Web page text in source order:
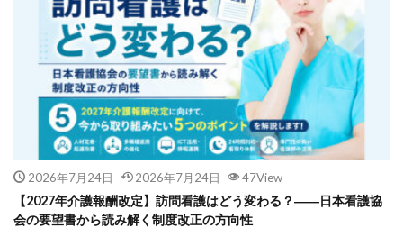
2026年7月24日 2026年7月24日 47View
【2027年介護報酬改定】訪問看護はどう変わる？――日本看護協
会の要望書から読み解く制度改正の方向性